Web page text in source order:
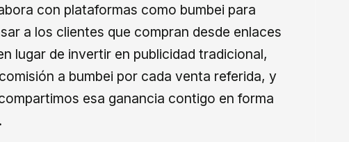
con plataformas como bumbei para
a los clientes que compran desde enlaces
lugar de invertir en publicidad tradicional,
a bumbei por cada venta referida, y
esa ganancia contigo en forma